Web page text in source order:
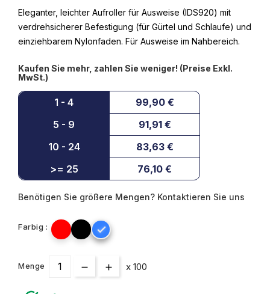
Eleganter, leichter Aufroller für Ausweise (IDS920) mit
verdrehsicherer Befestigung (für Gürtel und Schlaufe) und
einziehbarem Nylonfaden. Für Ausweise im Nahbereich.
Kaufen Sie mehr, zahlen Sie weniger! (Preise Exkl.
MwSt.)
1 - 4
99,90 €
5 - 9
91,91 €
10 - 24
83,63 €
>= 25
76,10 €
Benötigen Sie größere Mengen? Kontaktieren Sie uns
Farbig : 
Menge x 100